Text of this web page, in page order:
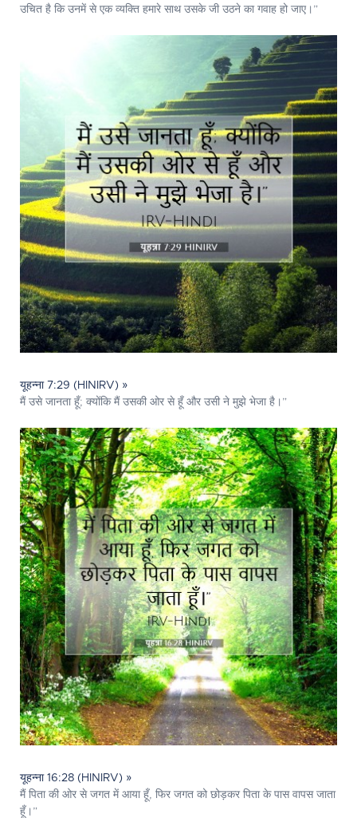
उचित है कि उनमें से एक व्यक्ति हमारे साथ उसके जी उठने का गवाह हो जाए।”
यूहन्ना 7:29 (HINIRV) »
मैं उसे जानता हूँ; क्योंकि मैं उसकी ओर से हूँ और उसी ने मुझे भेजा है।”
यूहन्ना 16:28 (HINIRV) »
मैं पिता की ओर से जगत में आया हूँ, फिर जगत को छोड़कर पिता के पास वापस जाता
हूँ।”